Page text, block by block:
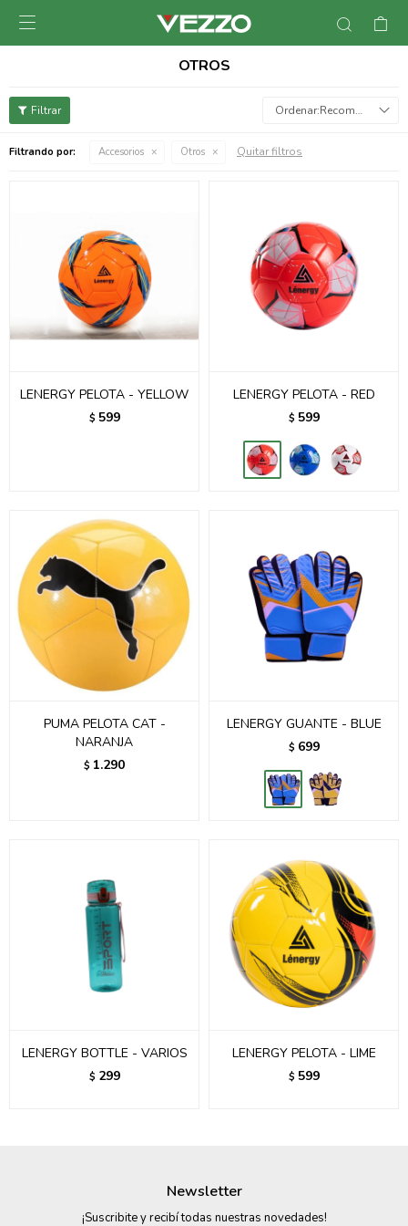

OTROS
Recomendados
Filtrando por: Accesorios Otros Quitar filtros
LENERGY PELOTA - YELLOW
$ 599
LENERGY PELOTA - RED
$ 599
PUMA PELOTA CAT -
NARANJA
$ 1.290
LENERGY GUANTE - BLUE
$ 699
LENERGY BOTTLE - VARIOS
$ 299
LENERGY PELOTA - LIME
$ 599
Newsletter
¡Suscribite y recibí todas nuestras novedades!